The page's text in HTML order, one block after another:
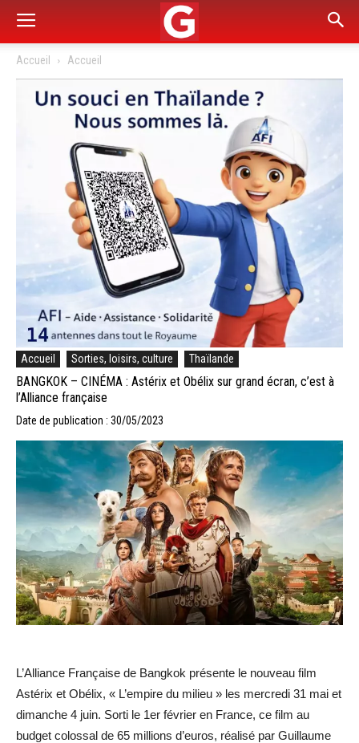
Accueil Accueil
Accueil Sorties, loisirs, culture Thaïlande
BANGKOK – CINÉMA : Astérix et Obélix sur grand écran, c’est à
l’Alliance française
Date de publication : 30/05/2023
L’Alliance Française de Bangkok présente le nouveau film
Astérix et Obélix, « L’empire du milieu » les mercredi 31 mai et
dimanche 4 juin. Sorti le 1er février en France, ce film au
budget colossal de 65 millions d’euros, réalisé par Guillaume